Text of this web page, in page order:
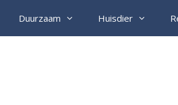
Duurzaam Huisdier